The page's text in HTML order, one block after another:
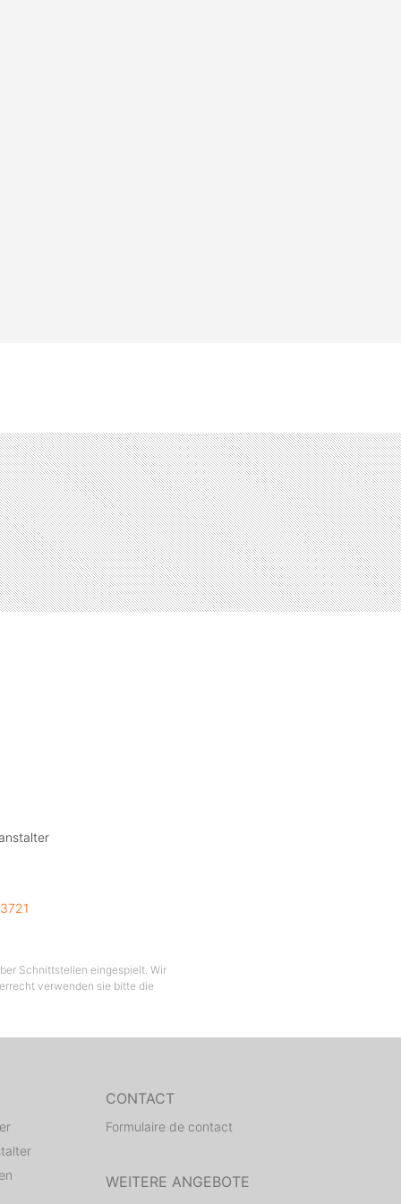
Schnittstellen eingespielt. Wir
verwenden sie bitte die
CONTACT
Formulaire de contact
WEITERE ANGEBOTE